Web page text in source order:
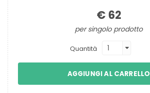
€ 62
per singolo prodotto
Quantità
AGGIUNGI AL CARRELLO